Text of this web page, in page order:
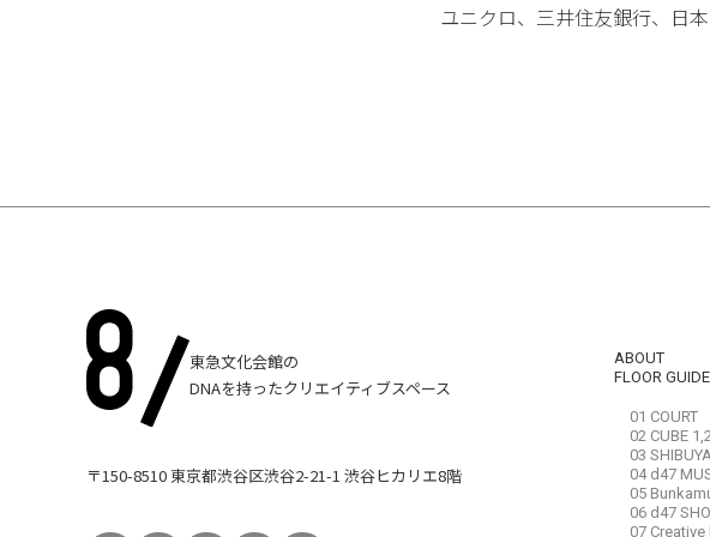
ユニクロ、三井住友銀行、日
東急文化会館の
DNAを持ったクリエイティブスペース
〒150-8510 東京都渋谷区渋谷2-21-1 渋谷ヒカリエ8階
ABOUT
FLOOR GUIDE
01 COURT
02 CUBE
03
04 d47
05
06 d47
07